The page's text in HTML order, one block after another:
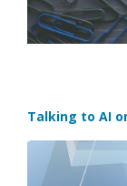
Talking to AI